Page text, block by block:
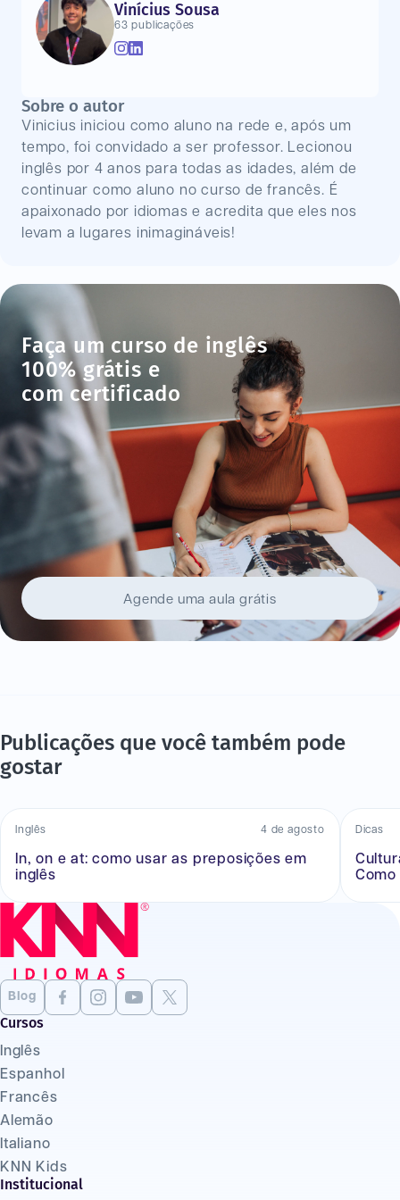
Faça um curso de inglês
100% grátis e
com certificado
Agende uma aula grátis
Publicações que você também pode
gostar
Inglês 4 de agosto
In, on e at: como usar as preposições em
inglês
Dicas
Vinícius Sousa
63 publicações
Sobre o autor
Vinicius iniciou como aluno na rede e, após um
tempo, foi convidado a ser professor. Lecionou
inglês por 4 anos para todas as idades, além de
continuar como aluno no curso de francês. É
apaixonado por idiomas e acredita que eles nos
levam a lugares inimagináveis!
Blog
Cursos
Inglês
Espanhol
Francês
Alemão
Italiano
KNN Kids
Institucional